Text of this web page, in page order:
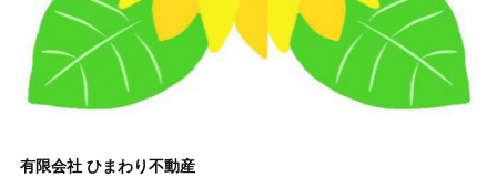
有限会社 ひまわり不動産